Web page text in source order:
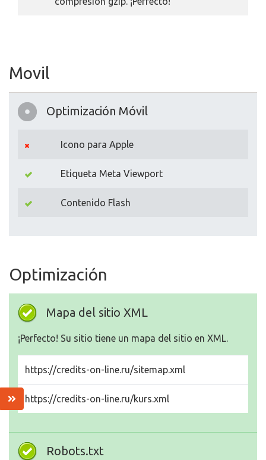
Movil
Optimización Móvil
Icono para Apple
Etiqueta Meta Viewport
Contenido Flash
Optimización
Mapa del sitio XML
¡Perfecto! Su sitio tiene un mapa del sitio en XML.
https://credits-on-line.ru/sitemap.xml
https://credits-on-line.ru/kurs.xml
Robots.txt